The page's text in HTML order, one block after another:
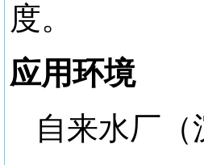
度。
应用环境
自来水厂